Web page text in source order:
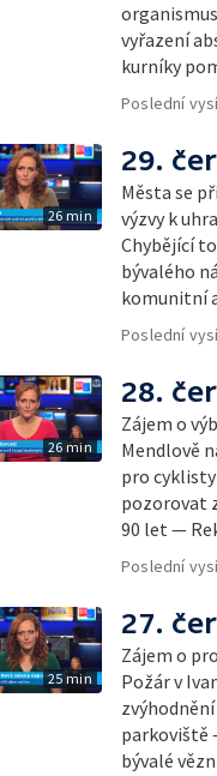
vyřazení
kurníky
Poslední
26 min
29.
Města se
výzvy k
Chybějící
bývalého
komunitní
Poslední
26 min
28.
Zájem o
Mendlově
pro
pozorovat
90 let —
Poslední
25 min
27.
Zájem o
Požár v
parkoviště
bývalé